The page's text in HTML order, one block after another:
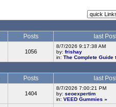
Posts last
1056
8/7/2026 9:17:38 AM
by: frishay
in: The Complete Guide
Posts last
1404
8/7/2026 7:00:21 PM
by: seoexpertim
in: VEED Gummies »